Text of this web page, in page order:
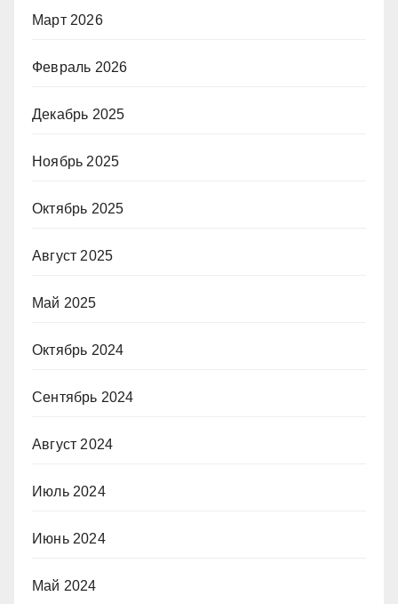
Март 2026
Февраль 2026
Декабрь 2025
Ноябрь 2025
Октябрь 2025
Август 2025
Май 2025
Октябрь 2024
Сентябрь 2024
Август 2024
Июль 2024
Июнь 2024
Май 2024